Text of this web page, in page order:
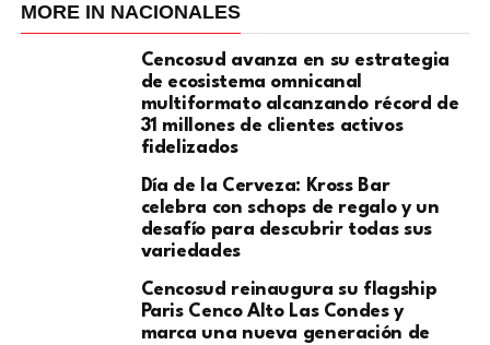
MORE IN NACIONALES
Cencosud avanza en su estrategia
de ecosistema omnicanal
multiformato alcanzando récord de
31 millones de clientes activos
fidelizados
Día de la Cerveza: Kross Bar
celebra con schops de regalo y un
desafío para descubrir todas sus
variedades
Cencosud reinaugura su flagship
Paris Cenco Alto Las Condes y
marca una nueva generación de